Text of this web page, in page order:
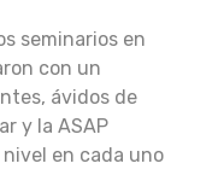
seminarios en
con un
ávidos de
y la ASAP
en cada uno